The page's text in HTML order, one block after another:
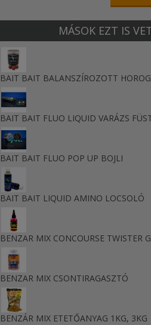
MÁSOK EZT IS
BAIT BAIT BALANSZÍROZOTT
BAIT BAIT FLUO LIQUID VARÁZS
BAIT BAIT FLUO POP UP BOJLI
BAIT BAIT LIQUID AMINO LOCSOLÓ
BENZAR MIX CONCOURSE TWISTER
BENZAR MIX CSONTIRAGASZTÓ
BENZÁR MIX ETETŐANYAG 1KG, 3KG